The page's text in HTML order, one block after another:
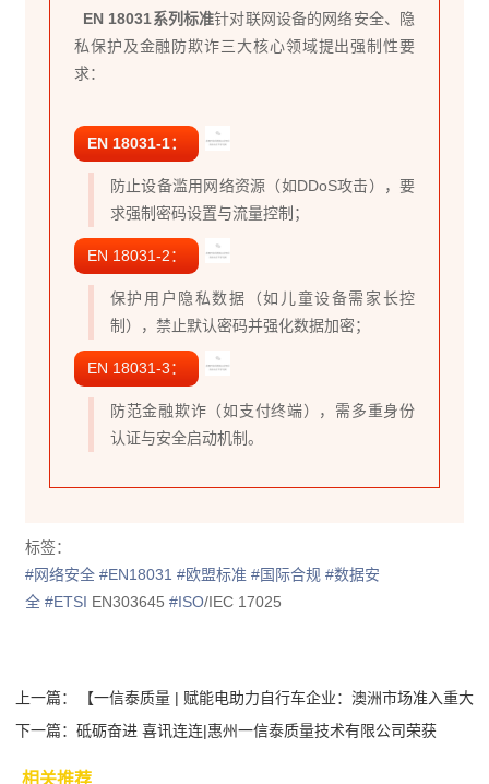
EN 18031系列标准针对联网设备的网络安全、隐
私保护及金融防欺诈三大核心领域提出强制性要
求：
EN 18031-1：
防止设备滥用网络资源（如DDoS攻击），要
求强制密码设置与流量控制 ；
EN 18031-2：
保护用户隐私数据（如儿童设备需家长控
制），禁止默认密码并强化数据加密；
EN 18031-3：
防范金融欺诈（如支付终端），需多重身份
认证与安全启动机制。
标签：
#网络安全 #EN18031 #欧盟标准 #国际合规 #数据安
全 #ETSI EN303645 #ISO/IEC 17025
上一篇：
【一信泰质量 | 赋能电助力自行车企业：澳洲市场准入重大
升级...
下一篇：砥砺奋进 喜讯连连|惠州一信泰质量技术有限公司荣获
相关推荐